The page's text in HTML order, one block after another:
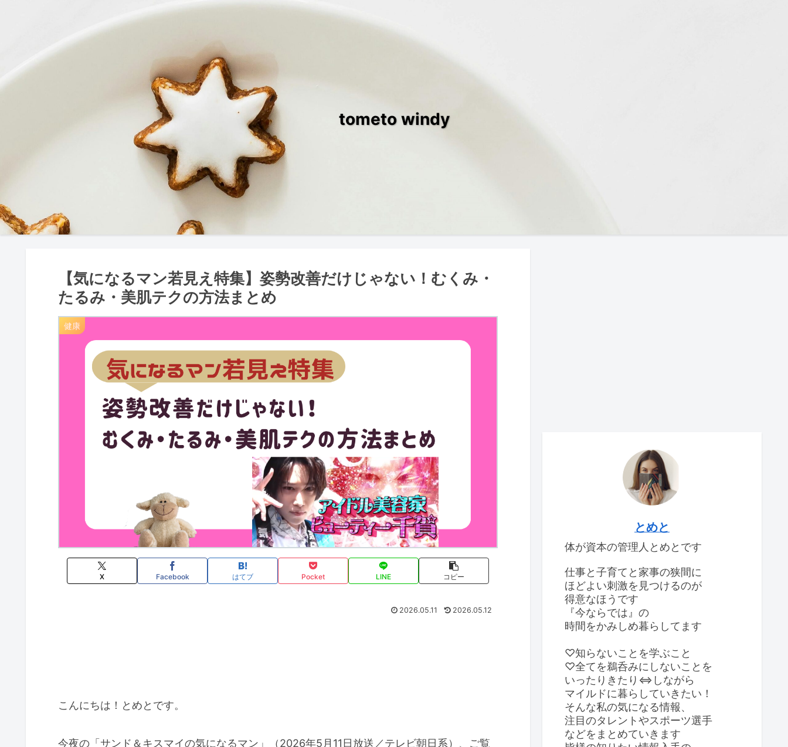
tometo windy
【気になるマン若見え特集】姿勢改善だけじゃない！むくみ・
たるみ・美肌テクの方法まとめ
健康
X Facebook はてブ Pocket LINE コピー
2026.05.11 2026.05.12
こんにちは！とめとです。
今夜の「サンド＆キスマイの気になるマン」（2026年5月11日放送／テレビ朝日系）、ご覧
とめと
体が資本の管理人とめとです
仕事と子育てと家事の狭間に
ほどよい刺激を見つけるのが
得意なほうです
『今ならでは』の
時間をかみしめ暮らしてます
♡知らないことを学ぶこと
♡全てを鵜呑みにしないことを
いったりきたり⇔しながら
マイルドに暮らしていきたい！
そんな私の気になる情報、
注目のタレントやスポーツ選手
などをまとめていきます